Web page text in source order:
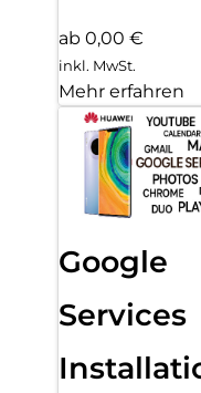
ab 0,00 €
inkl. MwSt.
Mehr erfahren
Google
Services